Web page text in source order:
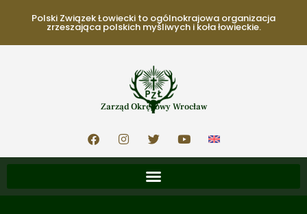
Polski Związek Łowiecki to ogólnokrajowa organizacja
zrzeszająca polskich myśliwych i koła łowieckie.
Zarząd Okręgowy Wrocław